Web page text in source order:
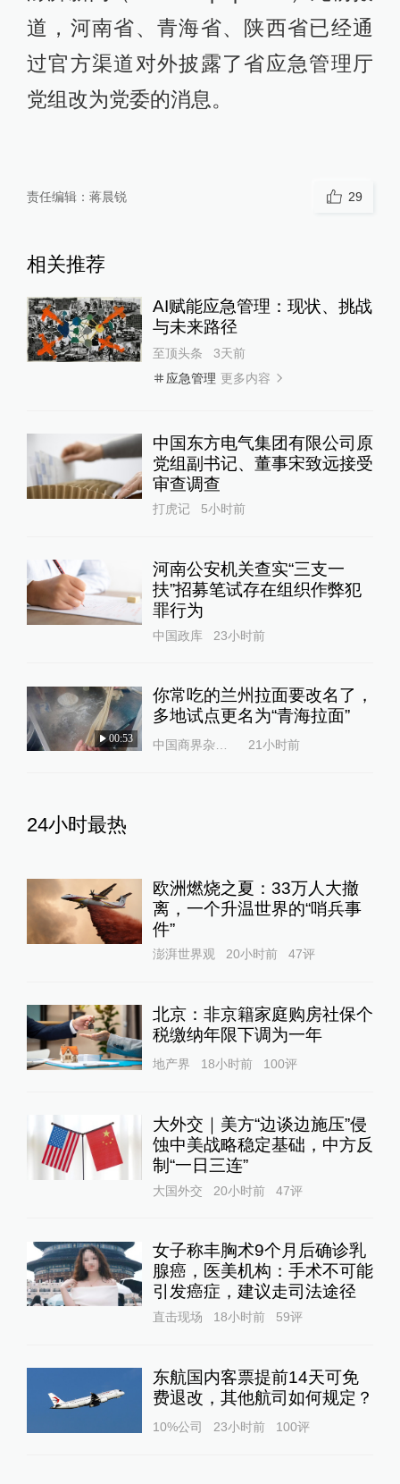
道，河南省、青海省、陕西省已经通
过官方渠道对外披露了省应急管理厅
党组改为党委的消息。
责任编辑： 蒋晨锐 29
相关推荐
AI赋能应急管理：现状、挑战
与未来路径
至顶头条
3天前
应急管理 更多内容
中国东方电气集团有限公司原
党组副书记、董事宋致远接受
审查调查
打虎记 5小时前
河南公安机关查实“三支一
扶”招募笔试存在组织作弊犯
罪行为
中国政库 23小时前
00:53
你常吃的兰州拉面要改名了，
多地试点更名为“青海拉面”
中国商界杂志社 21小时前
24小时最热
欧洲燃烧之夏：33万人大撤
离，一个升温世界的“哨兵事
件”
澎湃世界观 20小时前 47评
北京：非京籍家庭购房社保个
税缴纳年限下调为一年
地产界 18小时前 100评
大外交｜美方“边谈边施压”侵
蚀中美战略稳定基础，中方反
制“一日三连”
大国外交 20小时前 47评
女子称丰胸术9个月后确诊乳
腺癌，医美机构：手术不可能
引发癌症，建议走司法途径
直击现场 18小时前 59评
东航国内客票提前14天可免
费退改，其他航司如何规定？
10%公司 23小时前 100评